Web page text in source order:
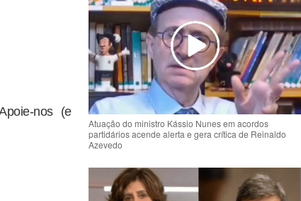
nos (e
Atuação do ministro Kássio Nunes em acordos
partidários acende alerta e gera crítica de Reinaldo
Azevedo